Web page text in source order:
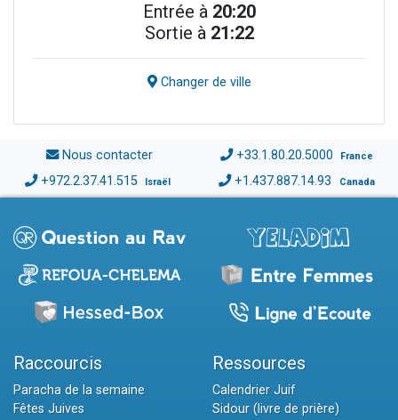
Entrée à 20:20
Sortie à 21:22
Changer de ville
Nous contacter +33.1.80.20.5000 France
+972.2.37.41.515 Israël +1.437.887.14.93 Canada
Raccourcis
Paracha de la semaine
Fêtes Juives
Ressources
Calendrier Juif
Sidour (livre de prière)